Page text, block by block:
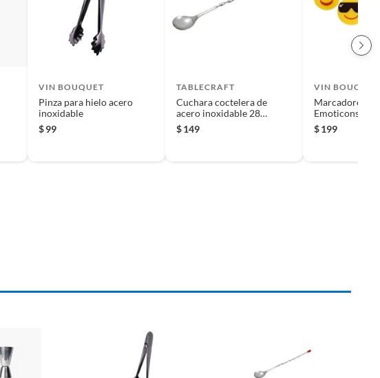
VIN BOUQUET
Pinza para hielo acero
inoxidable
$99
TABLECRAFT
Cuchara coctelera de
acero inoxidable 28
centimetros
$149
VIN BOUQUET
Marcadores de
Emoticons
$199